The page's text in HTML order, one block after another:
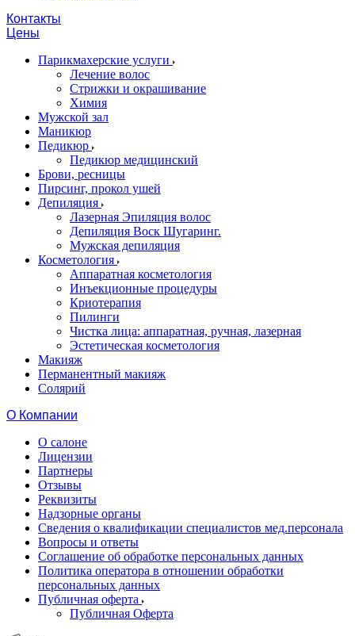
Контакты
Цены
Парикмахерские услуги
Лечение волос
Стрижки и окрашивание
Химия
Мужской зал
Маникюр
Педикюр
Педикюр медицинский
Брови, ресницы
Пирсинг, прокол ушей
Депиляция
Лазерная Эпиляция волос
Депиляция Воск Шугаринг.
Мужская депиляция
Косметология
Аппаратная косметология
Инъекционные процедуры
Криотерапия
Пилинги
Чистка лица: аппаратная, ручная, лазерная
Эстетическая косметология
Макияж
Перманентный макияж
Солярий
О Компании
О салоне
Лицензии
Партнеры
Отзывы
Реквизиты
Надзорные органы
Сведения о квалификации специалистов мед.персонала
Вопросы и ответы
Соглашение об обработке персональных данных
Политика оператора в отношении обработки
персональных данных
Публичная оферта
Публичная Оферта